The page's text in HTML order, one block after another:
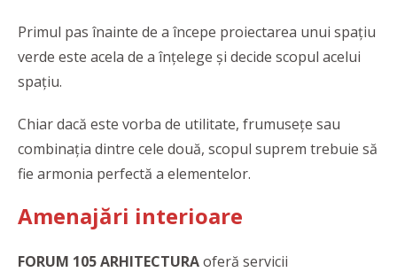
Primul pas înainte de a începe proiectarea unui spațiu
verde este acela de a înțelege și decide scopul acelui
spațiu.
Chiar dacă este vorba de utilitate, frumusețe sau
combinația dintre cele două, scopul suprem trebuie să
fie armonia perfectă a elementelor.
Amenajări interioare
FORUM 105 ARHITECTURAoferă servicii